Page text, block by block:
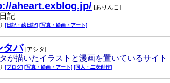
aheart.exblog.jp/ [ありんこ]
記
[日記・絵日記] [写真・絵画・アート]
タバ [アシタ]
が描いたイラストと漫画を置いているサイト
[ブログ] [写真・絵画・アート] [同人・二次創作]